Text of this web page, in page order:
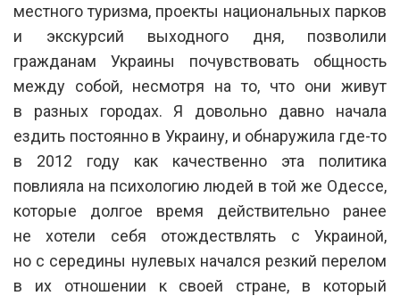
местного туризма, проекты национальных парков
и экскурсий выходного дня, позволили
гражданам Украины почувствовать общность
между собой, несмотря на то, что они живут
в разных городах. Я довольно давно начала
ездить постоянно в Украину, и обнаружила где-то
в 2012 году как качественно эта политика
повлияла на психологию людей в той же Одессе,
которые долгое время действительно ранее
не хотели себя отождествлять с Украиной,
но с середины нулевых начался резкий перелом
в их отношении к своей стране, в который